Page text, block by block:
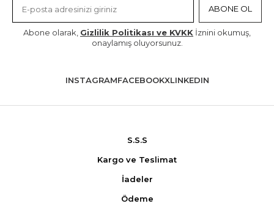
ABONE OL
Abone olarak, Gizlilik Politikası ve KVKK İznini okumuş,
onaylamış oluyorsunuz.
INSTAGRAMFACEBOOKXLINKEDIN
S.S.S
Kargo ve Teslimat
İadeler
Ödeme